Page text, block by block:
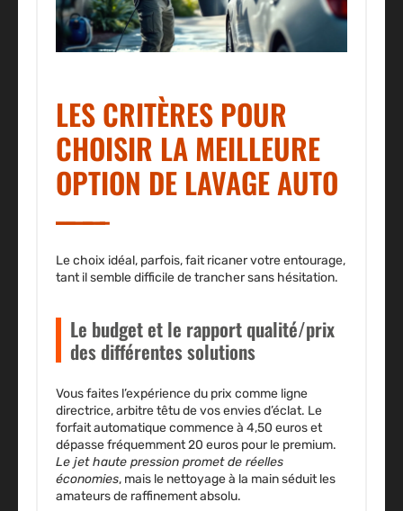
LES CRITÈRES POUR
CHOISIR LA MEILLEURE
OPTION DE LAVAGE AUTO
Le choix idéal, parfois, fait ricaner votre entourage,
tant il semble difficile de trancher sans hésitation.
Le budget et le rapport qualité/prix
des différentes solutions
Vous faites l’expérience du prix comme ligne
directrice, arbitre têtu de vos envies d’éclat. Le
forfait automatique commence à 4,50 euros et
dépasse fréquemment 20 euros pour le premium.
Le jet haute pression promet de réelles
économies, mais le nettoyage à la main séduit les
amateurs de raffinement absolu.